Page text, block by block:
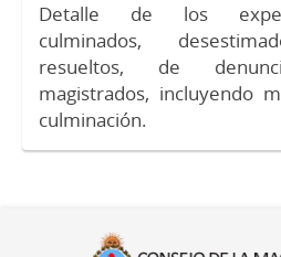
Detalle de los
culminados,
resueltos, de
magistrados, incluyendo
culminación.